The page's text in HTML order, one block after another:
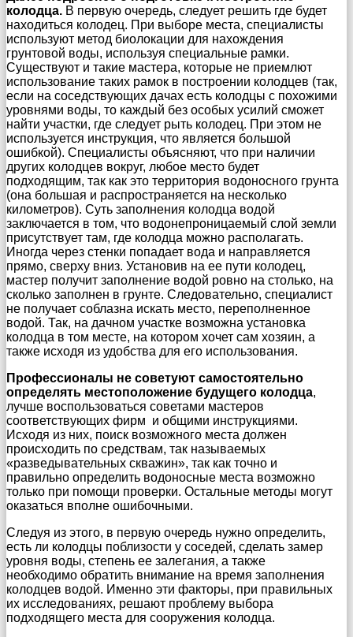
колодца. В первую очередь, следует решить где будет
находиться колодец. При выборе места, специалисты
используют метод биолокации для нахождения
грунтовой воды, используя специальные рамки.
Существуют и такие мастера, которые не приемлют
использование таких рамок в построении колодцев (так,
если на соседствующих дачах есть колодцы с похожими
уровнями воды, то каждый без особых усилий сможет
найти участки, где следует рыть колодец. При этом не
используется инструкция, что является большой
ошибкой). Специалисты объясняют, что при наличии
других колодцев вокруг, любое место будет
подходящим, так как это территория водоносного грунта
(она большая и распространяется на несколько
километров). Суть заполнения колодца водой
заключается в том, что водонепроницаемый слой земли
присутствует там, где колодца можно располагать.
Иногда через стенки попадает вода и направляется
прямо, сверху вниз. Установив на ее пути колодец,
мастер получит заполнение водой ровно на столько, на
сколько заполнен в грунте. Следовательно, специалист
не получает соблазна искать место, переполненное
водой. Так, на дачном участке возможна установка
колодца в том месте, на котором хочет сам хозяин, а
также исходя из удобства для его использования.
Профессионалы не советуют самостоятельно
определять местоположение будущего колодца,
лучше воспользоваться советами мастеров
соответствующих фирм и общими инструкциями.
Исходя из них, поиск возможного места должен
происходить по средствам, так называемых
«разведывательных скважин», так как точно и
правильно определить водоносные места возможно
только при помощи проверки. Остальные методы могут
оказаться вполне ошибочными.
Следуя из этого, в первую очередь нужно определить,
есть ли колодцы поблизости у соседей, сделать замер
уровня воды, степень ее залегания, а также
необходимо обратить внимание на время заполнения
колодцев водой. Именно эти факторы, при правильных
их исследованиях, решают проблему выбора
подходящего места для сооружения колодца.